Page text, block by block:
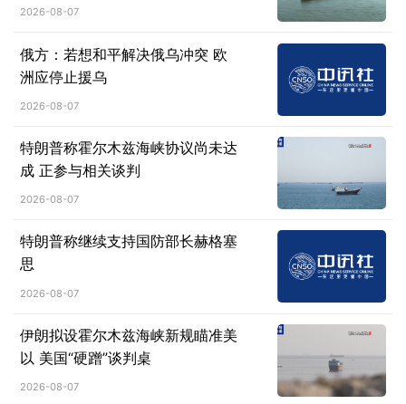
2026-08-07
俄方：若想和平解决俄乌冲突 欧
洲应停止援乌
2026-08-07
特朗普称霍尔木兹海峡协议尚未达
成 正参与相关谈判
2026-08-07
特朗普称继续支持国防部长赫格塞
思
2026-08-07
伊朗拟设霍尔木兹海峡新规瞄准美
以 美国“硬蹭”谈判桌
2026-08-07